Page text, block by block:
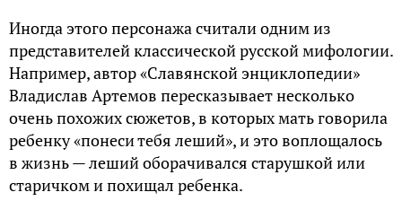
Иногда этого персонажа считали одним из
представителей классической русской мифологии.
Например, автор «Славянской энциклопедии»
Владислав Артемов пересказывает несколько
очень похожих сюжетов, в которых мать говорила
ребенку «понеси тебя леший», и это воплощалось
в жизнь — леший оборачивался старушкой или
старичком и похищал ребенка.